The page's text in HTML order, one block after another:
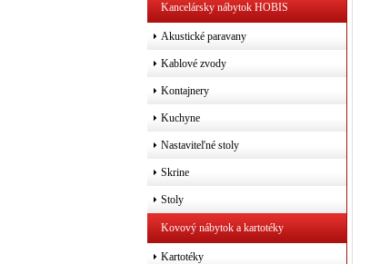
Kancelársky nábytok HOBIS
Akustické paravany
Kablové zvody
Kontajnery
Kuchyne
Nastaviteľné stoly
Skrine
Stoly
Kovový nábytok a kartotéky
Kartotéky